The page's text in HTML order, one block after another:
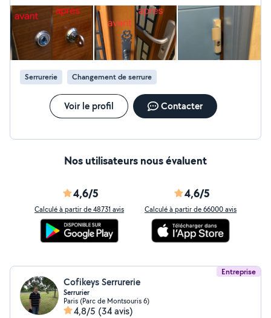
Serrurerie Changement de serrure
Voir le profil Contacter
Nos utilisateurs nous évaluent
4,6/5
Calculé à partir de 48731 avis
4,6/5
Calculé à partir de 66000 avis
Entreprise
Cofikeys Serrurerie
Serrurier
Paris (Parc de Montsouris 6)
4,8/5 (34 avis)